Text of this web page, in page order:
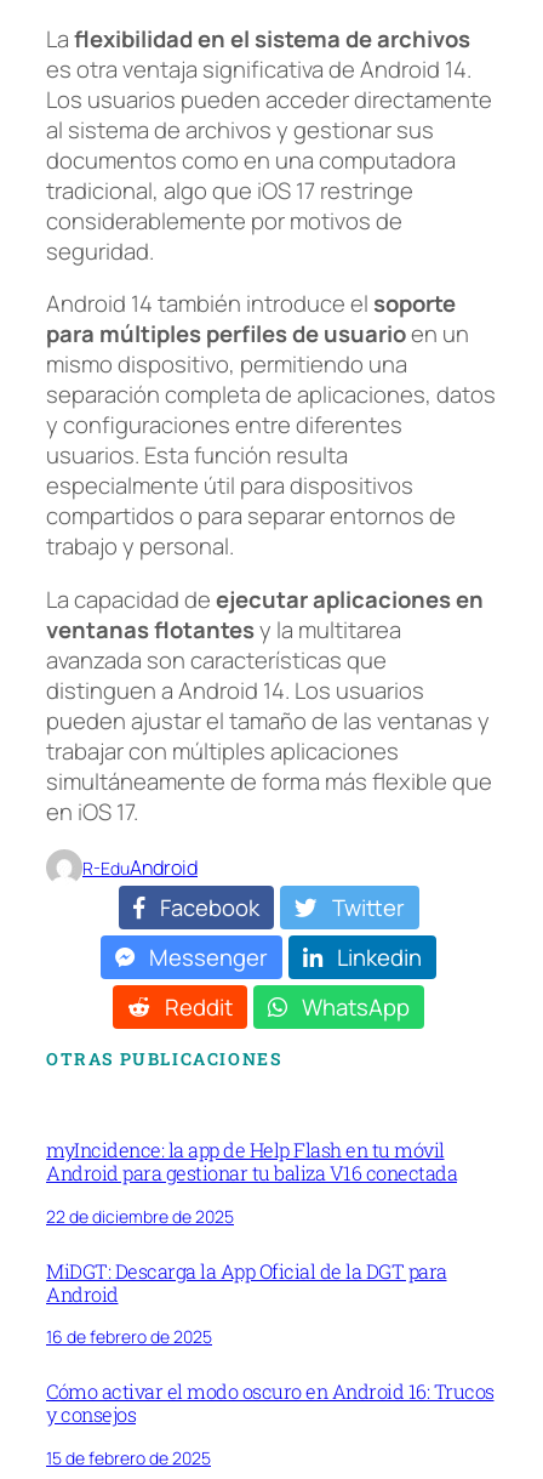
Laflexibilidad en el sistema de archivos
es otra ventaja significativa de Android 14.
Los usuarios pueden acceder directamente
al sistema de archivos y gestionar sus
documentos como en una computadora
tradicional, algo que iOS 17 restringe
considerablemente por motivos de
seguridad.
Android 14 también introduce el soporte
para múltiples perfiles de usuarioen un
mismo dispositivo, permitiendo una
separación completa de aplicaciones, datos
y configuraciones entre diferentes
usuarios. Esta función resulta
especialmente útil para dispositivos
compartidos o para separar entornos de
trabajo y personal.
La capacidad deejecutar aplicaciones en
ventanas flotantesy la multitarea
avanzada son características que
distinguen a Android 14. Los usuarios
pueden ajustar el tamaño de las ventanas y
trabajar con múltiples aplicaciones
simultáneamente de forma más flexible que
en iOS 17.
R-EduAndroid
Facebook
Twitter
Messenger
Linkedin
Reddit
WhatsApp
OTRAS PUBLICACIONES
myIncidence: la app de Help Flash en tu móvil
Android para gestionar tu baliza V16 conectada
22 de diciembre de 2025
MiDGT: Descarga la App Oficial de la DGT para
Android
16 de febrero de 2025
Cómo activar el modo oscuro en Android 16: Trucos
y consejos
15 de febrero de 2025